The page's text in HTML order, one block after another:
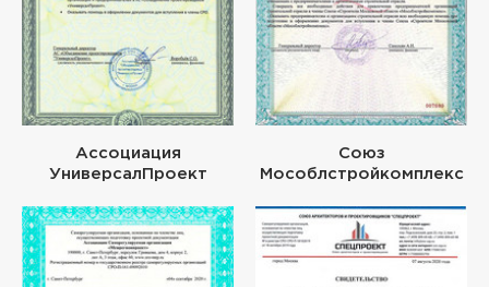
Ассоциация
УниверсалПроект
Союз
Мособлстройкомплекс